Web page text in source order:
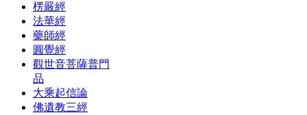
楞嚴經
法華經
藥師經
圓覺經
觀世音菩薩普門
品
大乘起信論
佛遺教三經